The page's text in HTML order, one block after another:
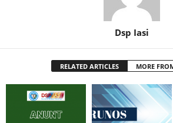
Dsp Iasi
RELATED ARTICLES MORE